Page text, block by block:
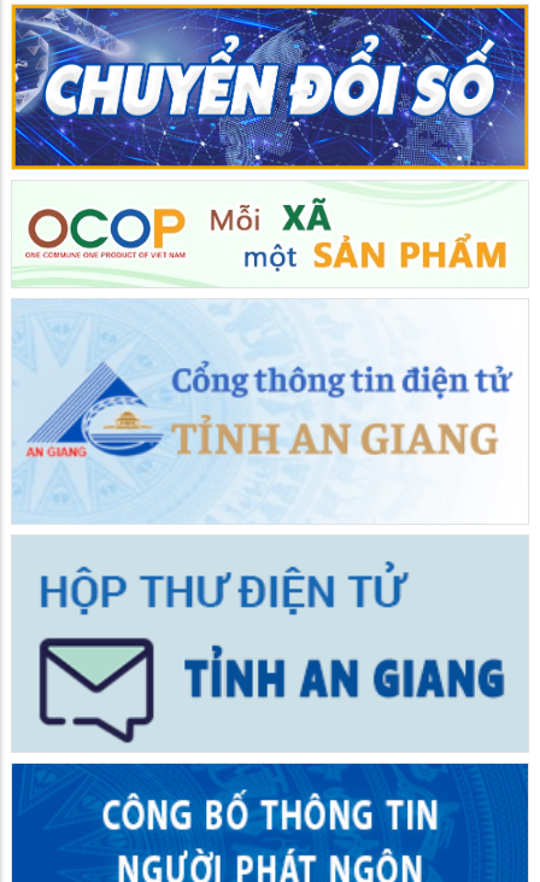
PHƯỜNG BÌNH ĐỨC ĐÁNH GIÁ TIẾN ĐỘ THỰC HIỆN
CHIẾN DỊCH RÀ SOÁT, LÀM SẠCH DỮ LIỆU, CẤP CĂN
CƯỚC VÀ ĐỊNH DANH ĐIỆN TỬ
09/07/2026
TUỔI TRẺ BÌNH ĐỨC RA QUÂN HỖ TRỢ PHỤC VỤ
HÀNH CHÍNH CÔNG VÀ DỊCH VỤ CÔNG TRỰC TUYẾN
08/07/2026